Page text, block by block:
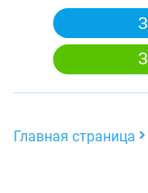
Главная страница